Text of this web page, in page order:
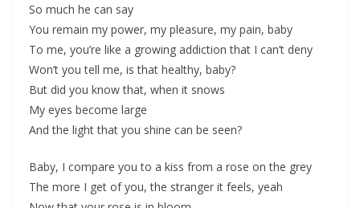
So much he can say
You remain my power, my pleasure, my pain, baby
To me, you’re like a growing addiction that I can’t deny
Won’t you tell me, is that healthy, baby?
But did you know that, when it snows
My eyes become large
And the light that you shine can be seen?
Baby, I compare you to a kiss from a rose on the grey
The more I get of you, the stranger it feels, yeah